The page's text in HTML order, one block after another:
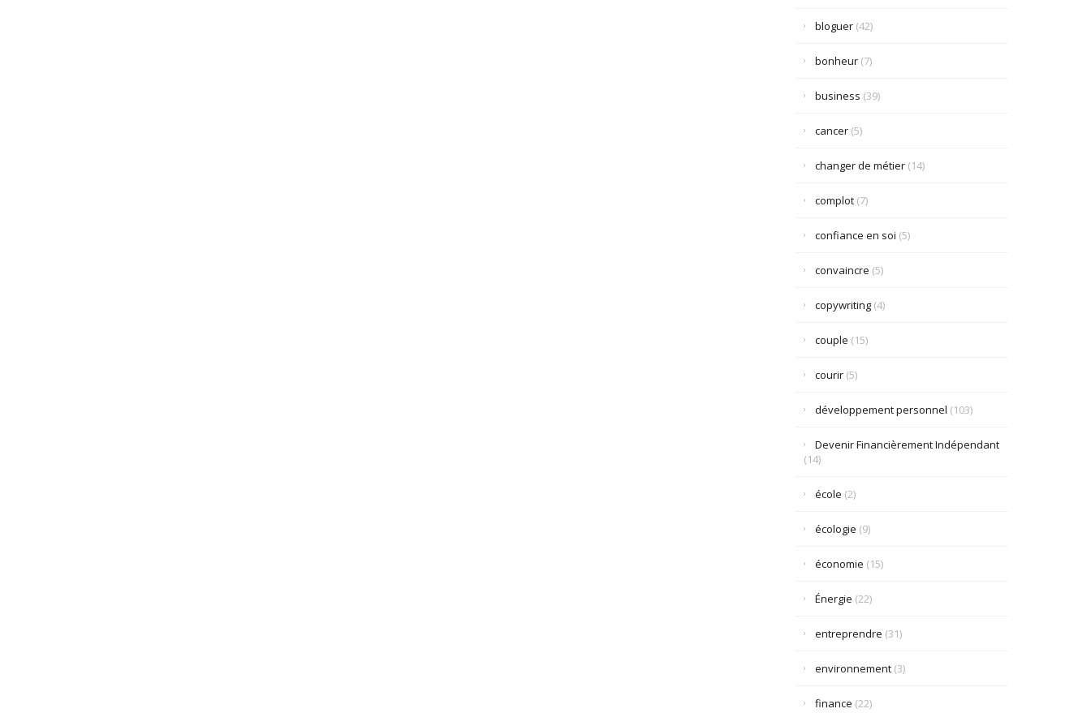
bloguer(42)
bonheur(7)
business (39)
cancer(5)
changer de métier(14)
complot(7)
confiance en soi (5)
convaincre (5)
copywriting(4)
couple (15)
courir(5)
développement personnel (103)
Devenir Financièrement Indépendant
(14)
école (2)
écologie (9)
économie (15)
Énergie (22)
entreprendre (31)
environnement(3)
finance (22)